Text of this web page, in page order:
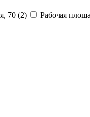
70 (2) Рабочая